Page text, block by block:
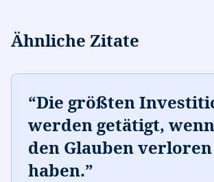
Ähnliche Zitate
“Die größten
werden getätigt,
den Glauben verloren
haben.”